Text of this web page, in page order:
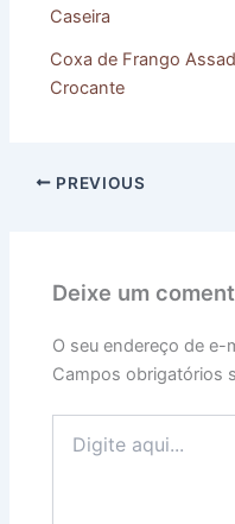
Caseira
Coxa de Frango
Crocante
PREVIOUS
Deixe um
O seu endereço de e-
Campos obrigatórios
aqui...